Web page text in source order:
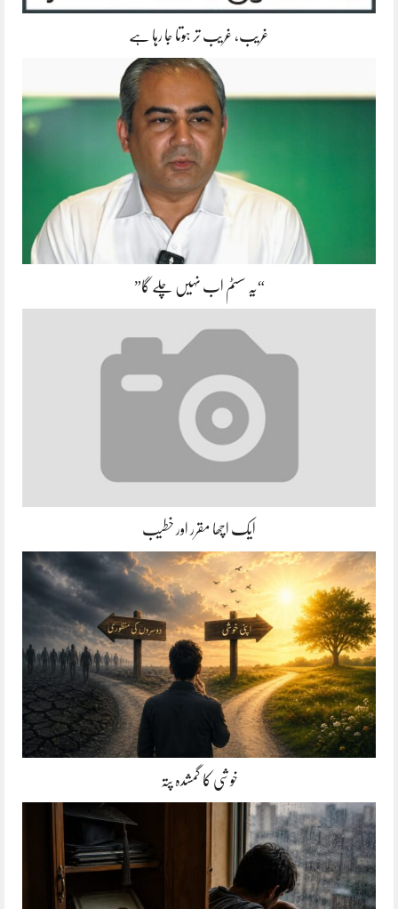
غریب، غریب تر ہوتا جا رہا ہے
“یہ سسٹم اب نہیں چلے گا”
ایک اچھا مقرر اور خطیب
خوشی کا گمشدہ پتہ